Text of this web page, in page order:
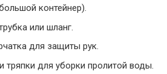
контейнер).
или шланг.
для защиты рук.
тряпки для уборки пролитой воды.